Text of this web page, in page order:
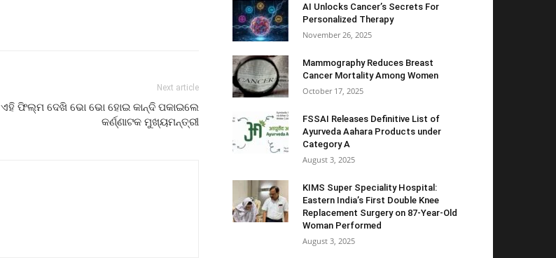
Next article
ଏହି ଫିଲ୍ମ ଦେଖି ଭୋ ଭୋ ହୋଇ କାନ୍ଦି ପକାଇଲେ
କର୍ଣ୍ଣାଟକ ମୁଖ୍ୟମନ୍ତ୍ରୀ
AI Unlocks Cancer’s Secrets For
Personalized Therapy
November 26, 2025
Mammography Reduces Breast
Cancer Mortality Among Women
October 17, 2025
FSSAI Releases Definitive List of
Ayurveda Aahara Products under
Category A
August 3, 2025
KIMS Super Speciality Hospital:
Eastern India’s First Double Knee
Replacement Surgery on 87-Year-Old
Woman Performed
August 3, 2025